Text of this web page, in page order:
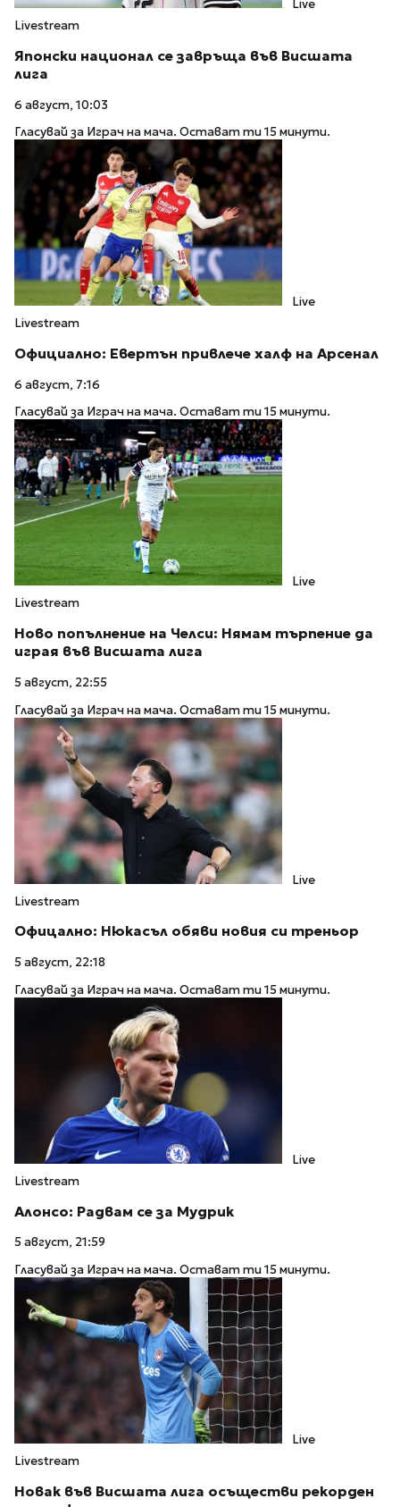
Live
Livestream
Японски национал се завръща във Висшата
лига
6 август, 10:03
Гласувай за Играч на мача. Остават ти 15 минути.
Live
Livestream
Официално: Евертън привлече халф на Арсенал
6 август, 7:16
Гласувай за Играч на мача. Остават ти 15 минути.
Live
Livestream
Ново попълнение на Челси: Нямам търпение да
играя във Висшата лига
5 август, 22:55
Гласувай за Играч на мача. Остават ти 15 минути.
Live
Livestream
Офицално: Нюкасъл обяви новия си треньор
5 август, 22:18
Гласувай за Играч на мача. Остават ти 15 минути.
Live
Livestream
Алонсо: Радвам се за Мудрик
5 август, 21:59
Гласувай за Играч на мача. Остават ти 15 минути.
Live
Livestream
Новак във Висшата лига осъществи рекорден